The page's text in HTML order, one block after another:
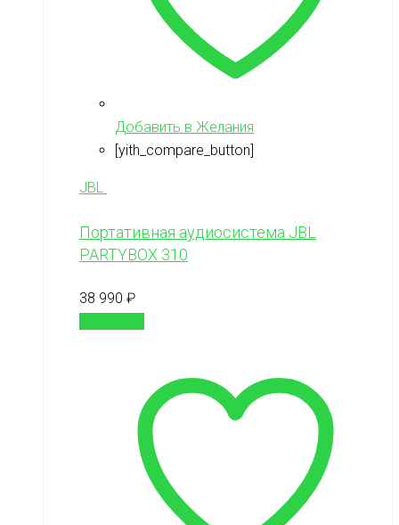
Добавить в Желания
[yith_compare_button]
JBL
Портативная аудиосистема JBL
PARTYBOX 310
38 990 ₽